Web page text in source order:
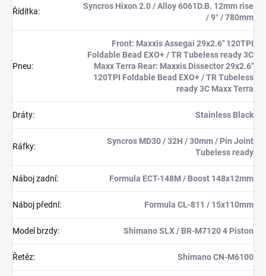
Řídítka:
Syncros Hixon 2.0 / Alloy 6061D.B. 12mm rise
/ 9° / 780mm
Pneu:
Front: Maxxis Assegai 29x2.6" 120TPI
Foldable Bead EXO+ / TR Tubeless ready 3C
Maxx Terra Rear: Maxxis Dissector 29x2.6"
120TPI Foldable Bead EXO+ / TR Tubeless
ready 3C Maxx Terra
Dráty: Stainless Black
Ráfky:
Syncros MD30 / 32H / 30mm / Pin Joint
Tubeless ready
Náboj zadní: Formula ECT-148M / Boost 148x12mm
Náboj přední: Formula CL-811 / 15x110mm
Model brzdy: Shimano SLX / BR-M7120 4 Piston
Řetěz: Shimano CN-M6100